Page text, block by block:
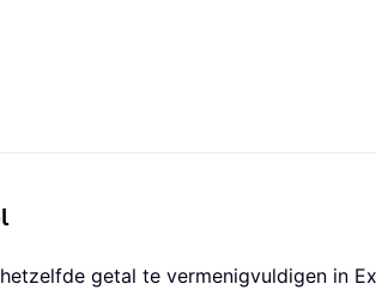
getal te vermenigvuldigen in